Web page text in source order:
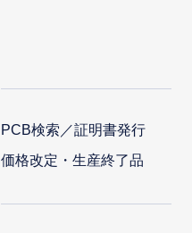
PCB検索／証明書発行
価格改定・生産終了品